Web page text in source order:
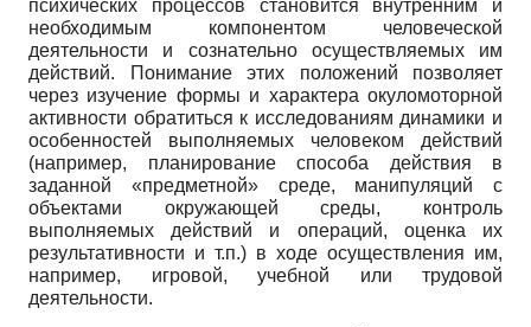
психических процессов становится внутренним и
необходимым компонентом человеческой
деятельности и сознательно осуществляемых им
действий. Понимание этих положений позволяет
через изучение формы и характера окуломоторной
активности обратиться к исследованиям динамики и
особенностей выполняемых человеком действий
(например, планирование способа действия в
заданной «предметной» среде, манипуляций с
объектами окружающей среды, контроль
выполняемых действий и операций, оценка их
результативности и т.п.) в ходе осуществления им,
например, игровой, учебной или трудовой
деятельности.